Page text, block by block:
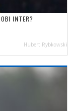
INTER?
Hubert Rybkowski